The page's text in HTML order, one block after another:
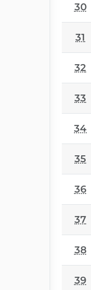
30
31
32
33
34
35
36
37
38
39